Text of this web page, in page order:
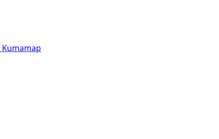
Kumamap